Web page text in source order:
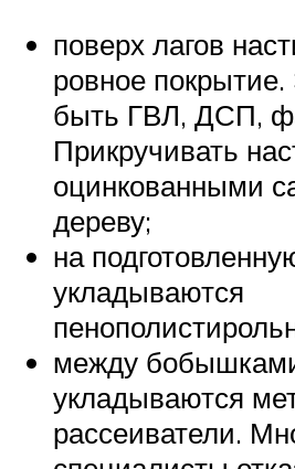
поверх лагов
ровное покрытие.
быть ГВЛ, ДСП,
Прикручивать
оцинкованными
дереву;
на
укладываются
между
укладываются
рассеиватели.